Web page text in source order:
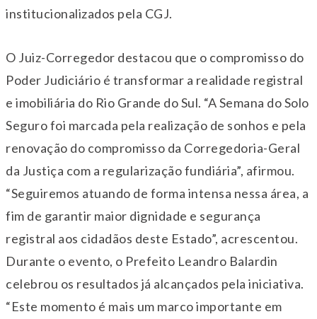
institucionalizados pela CGJ.
O Juiz-Corregedor destacou que o compromisso do
Poder Judiciário é transformar a realidade registral
e imobiliária do Rio Grande do Sul. “A Semana do Solo
Seguro foi marcada pela realização de sonhos e pela
renovação do compromisso da Corregedoria-Geral
da Justiça com a regularização fundiária”, afirmou.
“Seguiremos atuando de forma intensa nessa área, a
fim de garantir maior dignidade e segurança
registral aos cidadãos deste Estado”, acrescentou.
Durante o evento, o Prefeito Leandro Balardin
celebrou os resultados já alcançados pela iniciativa.
“Este momento é mais um marco importante em